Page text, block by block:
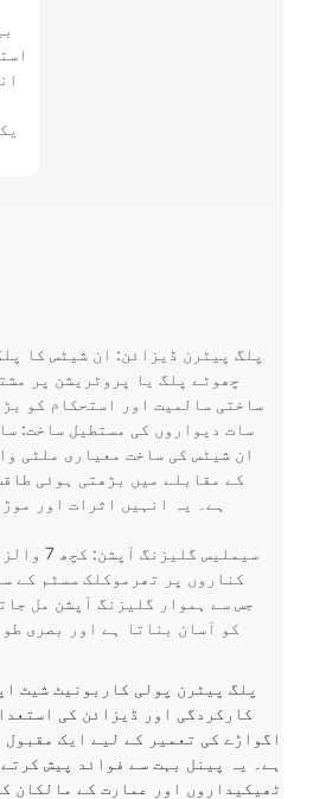
پلگ پیٹرن ڈیزائن: ان شیٹس کا
چھوٹے پلگ یا پروٹریشن پر
ساختی سالمیت اور استحکام کو
سات دیواروں کی مستطیل ساخت:
ان شیٹس کی ساخت معیاری ملٹی
کے مقابلے میں بڑھتی ہوئی
ہے۔ یہ انہیں اثرات اور
سیملیس
کناروں پر تھرموکلک سسٹم کے
جس سے ہموار گلیزنگ آپشن مل
کو آسان بناتا ہے اور بصری
کارکردگی اور ڈیزائن کی
اگواڑے کی تعمیر کے لیے ایک
ہے۔ یہ پینل بہت سے فوائد پیش
ٹھیکیداروں اور عمارت کے مالکان